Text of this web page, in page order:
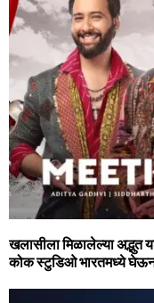
खलासीला मिळालेल्‍या अद्भुत
कोक स्‍टुडिओ भारतमध्‍ये घेऊन